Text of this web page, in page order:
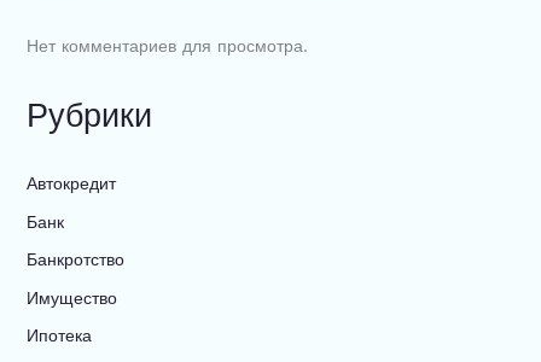
Нет комментариев для просмотра.
Рубрики
Автокредит
Банк
Банкротство
Имущество
Ипотека